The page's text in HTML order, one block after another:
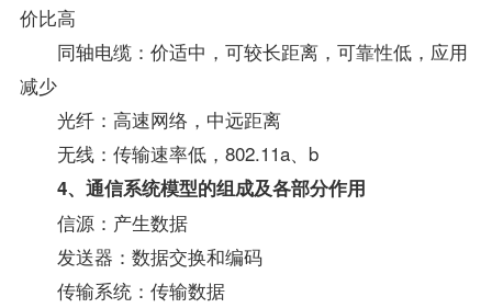
价比高
同轴电缆：价适中，可较长距离，可靠性低，应用
减少
光纤：高速网络，中远距离
无线：传输速率低，802.11a、b
4、通信系统模型的组成及各部分作用
信源：产生数据
发送器：数据交换和编码
传输系统：传输数据